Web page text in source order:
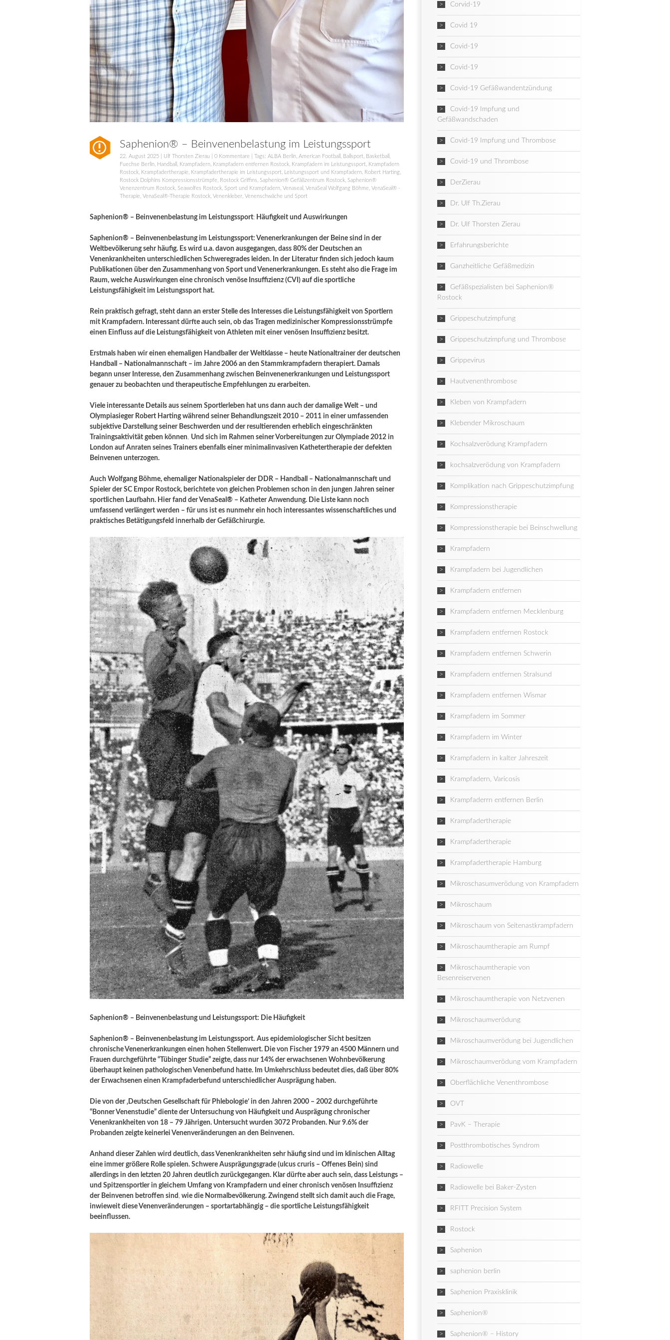
Saphenion® – Beinvenenbelastung im Leistungssport
22. August 2025 Ulf Thorsten Zierau 0 Kommentare | Tags: ALBA Berlin, American Football , Ballsport, Basketball ,
Fuechse Berlin, Handball , Krampfadern, Krampfadern entfernen Rostock, Krampfadern im Leistungssport, Krampfadern
Rostock, Krampfadertherapie, Krampfadertherapie im Leistungssport, Leistungssport und Krampfadern, Robert Harting,
Rostock Dolphins Kompressionsstrümpfe, Rostock Griffins, Saphenion® Gefäßzentrum Rostock, Saphenion®
Venenzentrum Rostock, Seawolfes Rostock, Sport und Krampfadern, Venaseal , VenaSeal Wolfgang Böhme, VenaSeal® -
Therapie, VenaSeal®-Therapie Rostock, Venenkleber, Venenschwäche und Sport
Saphenion® – Beinvenenbelastung im Leistungssport: Häufigkeit und Auswirkungen
Saphenion® – Beinvenenbelastung im Leistungssport: Venenerkrankungen der Beine sind in der
Weltbevölkerung sehr häufig. Es wird u.a. davon ausgegangen, dass 80% der Deutschen an
Venenkrankheiten unterschiedlichen Schweregrades leiden. In der Literatur finden sich jedoch kaum
Publikationen über den Zusammenhang von Sport und Venenerkrankungen. Es steht also die Frage im
Raum, welche Auswirkungen eine chronisch venöse Insuffizienz (CVI) auf die sportliche
Leistungsfähigkeit im Leistungssport hat.
Rein praktisch gefragt, steht dann an erster Stelle des Interesses die Leistungsfähigkeit von Sportlern
mit Krampfadern. Interessant dürfte auch sein, ob das Tragen medizinischer Kompressionsstrümpfe
einen Einfluss auf die Leistungsfähigkeit von Athleten mit einer venösen Insuffizienz besitzt.
Erstmals haben wir einen ehemaligen Handballer der Weltklasse – heute Nationaltrainer der deutschen
Handball – Nationalmannschaft – im Jahre 2006 an den Stammkrampfadern therapiert. Damals
begann unser Interesse, den Zusammenhang zwischen Beinvenenerkrankungen und Leistungssport
genauer zu beobachten und therapeutische Empfehlungen zu erarbeiten.
Viele interessante Details aus seinem Sportlerleben hat uns dann auch der damalige Welt – und
Olympiasieger Robert Harting während seiner Behandlungszeit 2010 – 2011 in einer umfassenden
subjektive Darstellung seiner Beschwerden und der resultierenden erheblich eingeschränkten
Trainingsaktivität geben können. Und sich im Rahmen seiner Vorbereitungen zur Olympiade 2012 in
London auf Anraten seines Trainers ebenfalls einer minimalinvasiven Kathetertherapie der defekten
Beinvenen unterzogen.
Auch Wolfgang Böhme, ehemaliger Nationalspieler der DDR – Handball – Nationalmannschaft und
Spieler der SC Empor Rostock, berichtete von gleichen Problemen schon in den jungen Jahren seiner
sportlichen Laufbahn. Hier fand der VenaSeal® – Katheter Anwendung. Die Liste kann noch
umfassend verlängert werden – für uns ist es nunmehr ein hoch interessantes wissenschaftliches und
praktisches Betätigungsfeld innerhalb der Gefäßchirurgie.
Saphenion® – Beinvenenbelastung und Leistungssport: Die Häufigkeit
Saphenion® – Beinvenenbelastung im Leistungssport. Aus epidemiologischer Sicht besitzen
chronische Venenerkrankungen einen hohen Stellenwert. Die von Fischer 1979 an 4500 Männern und
Frauen durchgeführte “Tübinger Studie” zeigte, dass nur 14% der erwachsenen Wohnbevölkerung
überhaupt keinen pathologischen Venenbefund hatte. Im Umkehrschluss bedeutet dies, daß über 80%
der Erwachsenen einen Krampfaderbefund unterschiedlicher Ausprägung haben.
Die von der ‚Deutschen Gesellschaft für Phlebologie’ in den Jahren 2000 – 2002 durchgeführte
“Bonner Venenstudie” diente der Untersuchung von Häufigkeit und Ausprägung chronischer
Venenkrankheiten von 18 – 79 Jährigen. Untersucht wurden 3072 Probanden. Nur 9.6% der
Probanden zeigte keinerlei Venenveränderungen an den Beinvenen.
Anhand dieser Zahlen wird deutlich, dass Venenkrankheiten sehr häufig sind und im klinischen Alltag
eine immer größere Rolle spielen. Schwere Ausprägungsgrade (ulcus cruris – Offenes Bein) sind
allerdings in den letzten 20 Jahren deutlich zurückgegangen. Klar dürfte aber auch sein, dass Leistungs –
und Spitzensportler in gleichem Umfang von Krampfadern und einer chronisch venösen Insuffizienz
der Beinvenen betroffen sind wie die Normalbevölkerung. Zwingend stellt sich damit auch die Frage,
inwieweit diese Venenveränderungen – sportartabhängig – die sportliche Leistungsfähigkeit
beeinflussen.
Corvid-19
Covid 19
Covid-19
Covid-19
Covid-19 Gefäßwandentzündung
Covid-19 Impfung und
Gefäßwandschaden
Covid-19 Impfung und Thrombose
Covid-19 und Thrombose
DerZierau
Dr. Ulf Th.Zierau
Dr. Ulf Thorsten Zierau
Erfahrungsberichte
Ganzheitliche Gefäßmedizin
Gefäßspezialisten bei Saphenion®
Rostock
Grippeschutzimpfung
Grippeschutzimpfung und Thrombose
Grippevirus
Hautvenenthrombose
Kleben von Krampfadern
Klebender Mikroschaum
Kochsalzverödung Krampfadern
kochsalzverödung von Krampfadern
Komplikation nach Grippeschutzimpfung
Kompressionstherapie
Kompressionstherapie bei Beinschwellung
Krampfadern
Krampfadern bei Jugendlichen
Krampfadern entfernen
Krampfadern entfernen Mecklenburg
Krampfadern entfernen Rostock
Krampfadern entfernen Schwerin
Krampfadern entfernen Stralsund
Krampfadern entfernen Wismar
Krampfadern im Sommer
Krampfadern im Winter
Krampfadern in kalter Jahreszeit
Krampfadern, Varicosis
Krampfaderrn entfernen Berlin
Krampfadertherapie
Krampfadertherapie
Krampfadertherapie Hamburg
Mikroschasumverödung von Krampfadern
Mikroschaum
Mikroschaum von Seitenastkrampfadern
Mikroschaumtherapie am Rumpf
Mikroschaumtherapie von
Besenreiservenen
Mikroschaumtherapie von Netzvenen
Mikroschaumverödung
Mikroschaumverödung bei Jugendlichen
Mikroschaumverödung vom Krampfadern
Oberflächliche Venenthrombose
OVT
PavK – Therapie
Postthrombotisches Syndrom
Radiowelle
Radiowelle bei Baker-Zysten
RFITT Precision System
Rostock
Saphenion
saphenion berlin
Saphenion Praxisklinik
Saphenion®
Saphenion® – History